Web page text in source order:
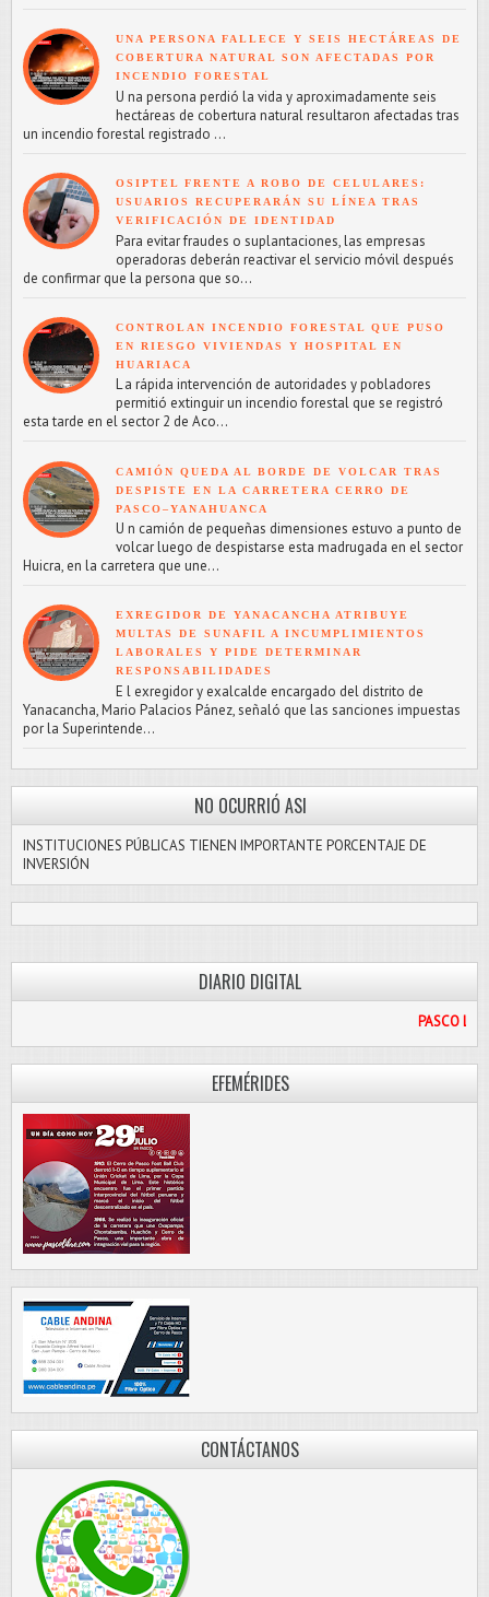
UNA PERSONA FALLECE Y SEIS HECTÁREAS DE
COBERTURA NATURAL SON AFECTADAS POR
INCENDIO FORESTAL
U na persona perdió la vida y aproximadamente seis
hectáreas de cobertura natural resultaron afectadas tras
un incendio forestal registrado ...
OSIPTEL FRENTE A ROBO DE CELULARES:
USUARIOS RECUPERARÁN SU LÍNEA TRAS
VERIFICACIÓN DE IDENTIDAD
Para evitar fraudes o suplantaciones, las empresas
operadoras deberán reactivar el servicio móvil después
de confirmar que la persona que so...
CONTROLAN INCENDIO FORESTAL QUE PUSO
EN RIESGO VIVIENDAS Y HOSPITAL EN
HUARIACA
L a rápida intervención de autoridades y pobladores
permitió extinguir un incendio forestal que se registró
esta tarde en el sector 2 de Aco...
CAMIÓN QUEDA AL BORDE DE VOLCAR TRAS
DESPISTE EN LA CARRETERA CERRO DE
PASCO–YANAHUANCA
U n camión de pequeñas dimensiones estuvo a punto de
volcar luego de despistarse esta madrugada en el sector
Huicra, en la carretera que une...
EXREGIDOR DE YANACANCHA ATRIBUYE
MULTAS DE SUNAFIL A INCUMPLIMIENTOS
LABORALES Y PIDE DETERMINAR
RESPONSABILIDADES
E l exregidor y exalcalde encargado del distrito de
Yanacancha, Mario Palacios Pánez, señaló que las sanciones impuestas
por la Superintende...
NO OCURRIÓ ASI
INSTITUCIONES PÚBLICAS TIENEN IMPORTANTE PORCENTAJE DE
INVERSIÓN
DIARIO DIGITAL
EFEMÉRIDES
CONTÁCTANOS